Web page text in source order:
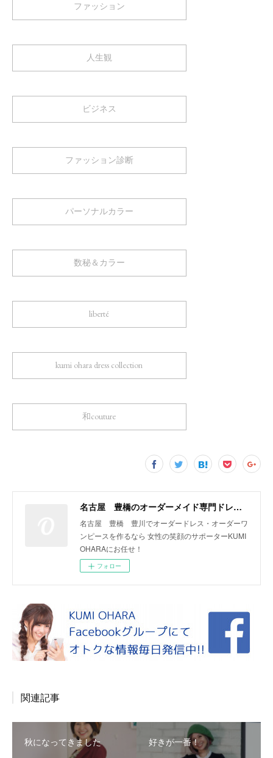
ファッション
人生観
ビジネス
ファッション診断
パーソナルカラー
数秘＆カラー
liberté
kumi ohara dress collection
和couture
名古屋 豊橋のオーダーメイド専門ドレスデザイナー KUMI OHARA
名古屋 豊橋 豊川でオーダードレス・オーダーワ
ンピースを作るなら 女性の笑顔のサポーターKUMI
OHARAにお任せ！
フォロー
関連記事
秋になってきました 好きが一番！